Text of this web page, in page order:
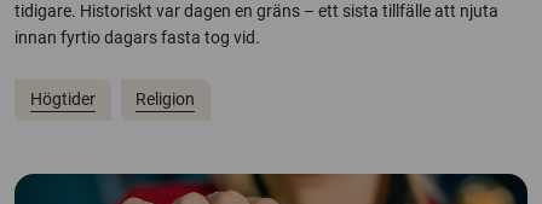
tidigare. Historiskt var dagen en gräns – ett sista tillfälle att njuta
innan fyrtio dagars fasta tog vid.
Högtider Religion